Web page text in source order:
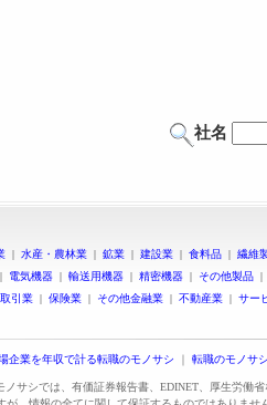
社名
| 水産・農林業 | 鉱業 | 建設業 | 食料品 | 繊維
| 電気機器 | 輸送用機器 | 精密機器 | その他製品 |
引業 | 保険業 | その他金融業 | 不動産業 | サー
場企業を年収で計る転職のモノサシ ｜ 転職のモノサ
ノサシでは、有価証券報告書、EDINET、厚生労働